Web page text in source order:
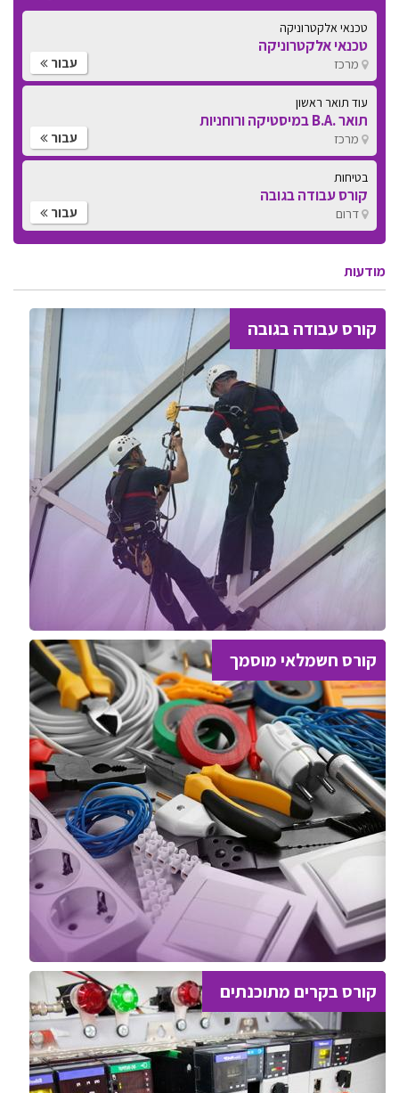
טכנאי אלקטרוניקה
טכנאי אלקטרוניקה
מרכז עבור
עוד תואר ראשון
תואר .B.A במיסטיקה ורוחניות
מרכז עבור
בטיחות
קורס עבודה בגובה
דרום עבור
מודעות
קורס עבודה בגובה
קורס חשמלאי מוסמך
קורס בקרים מתוכנתים